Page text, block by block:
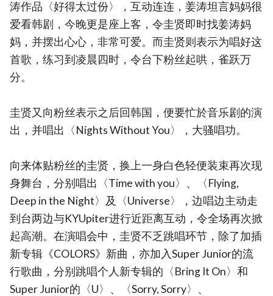
涛作品〈好得太过份〉，互动连连，姜涛坦言妈妈很
爱看韩剧，今晚更是座上客，令圭贤即时找姜涛妈
妈，并摆出心心，非常可爱。而圭贤则表示为唱好这
首歌，练习到凌晨四时，令台下粉丝起哄，雀跃万
分。
圭贤又向粉丝表示之后回韩国，便要忙於音乐剧的演
出，并唱出〈Nights Without You〉，大骚唱功。
向来体贴粉丝的圭贤，换上一身白色轻便装束再次现
身舞台，分别唱出〈Time with you〉、〈Flying,
Deep in the Night〉及〈Universe〉，边唱边主动走
到台两边与KYUpiter进行近距离互动，令全场再次掀
起高潮。在演唱会中，圭贤不乏跳唱环节，除了加插
新专辑《COLORS》新曲，亦加入Super Junior的流
行歌曲，分别跳唱个人新专辑的〈Bring It On〉和
Super Junior的〈U〉、〈Sorry, Sorry〉、